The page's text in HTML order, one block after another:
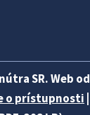
SR. Web od
o prístupnosti